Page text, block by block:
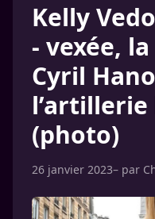
Kelly
- vexée,
Cyril
(photo)
26 janvier 2023– par